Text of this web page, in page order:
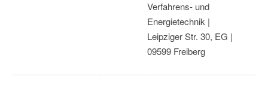
Verfahrens- und
Energietechnik |
Leipziger Str. 30, EG |
09599 Freiberg